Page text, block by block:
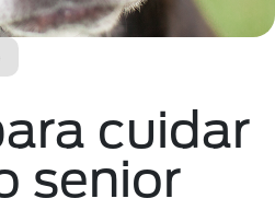
cuidar
senior